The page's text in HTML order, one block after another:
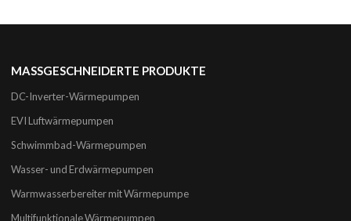
MASSGESCHNEIDERTE PRODUKTE
DC-Inverter-Wärmepumpen
EVI Luftwärmepumpen
Schwimmbad-Wärmepumpen
Wasser- und Erdwärmepumpen
Warmwasserbereiter mit Wärmepumpe
Multifunktionale Wärmepumpen